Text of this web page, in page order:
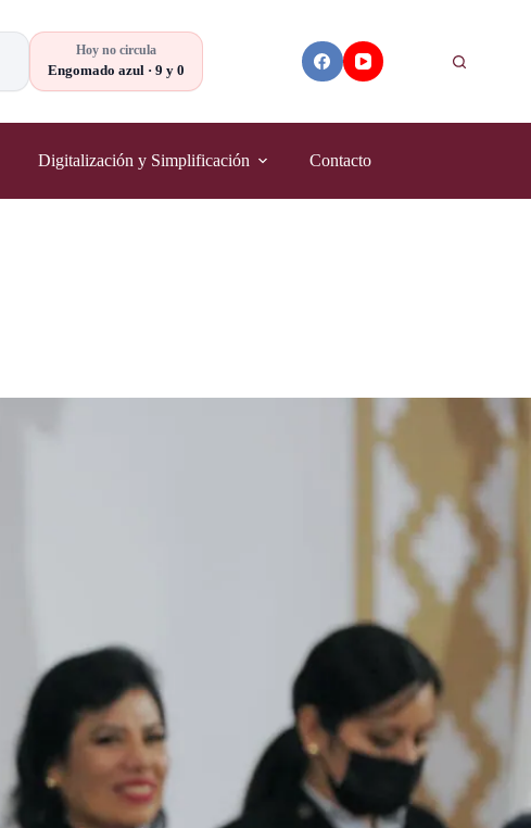
Hoy no circula
Engomado azul · 9 y 0
Digitalización y Simplificación Contacto